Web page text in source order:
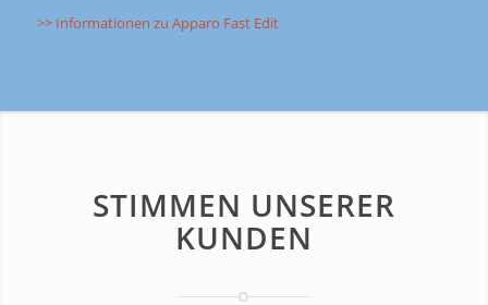
>> Informationen zu Apparo Fast Edit
STIMMEN UNSERER
KUNDEN